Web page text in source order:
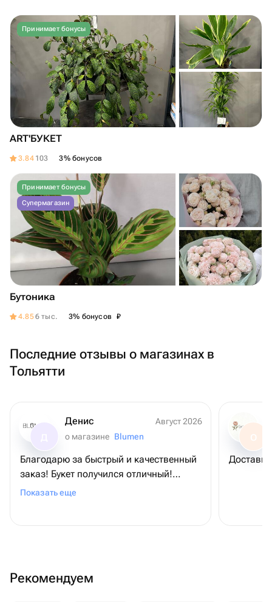
Принимает бонусы
ART'БУКЕТ
3.84 103 3% бонусов
Принимает бонусы
Супермагазин
Бутоника
4.856 тыс. 3% бонусов ₽
Последние отзывы о магазинах в
Тольятти
Денис
Август 2026
о магазине Blumen
Благодарю за быстрый и качественный
заказ! Букет получился отличный!
Именинница в восторге! 😎
Показать еще
О
Рекомендуем